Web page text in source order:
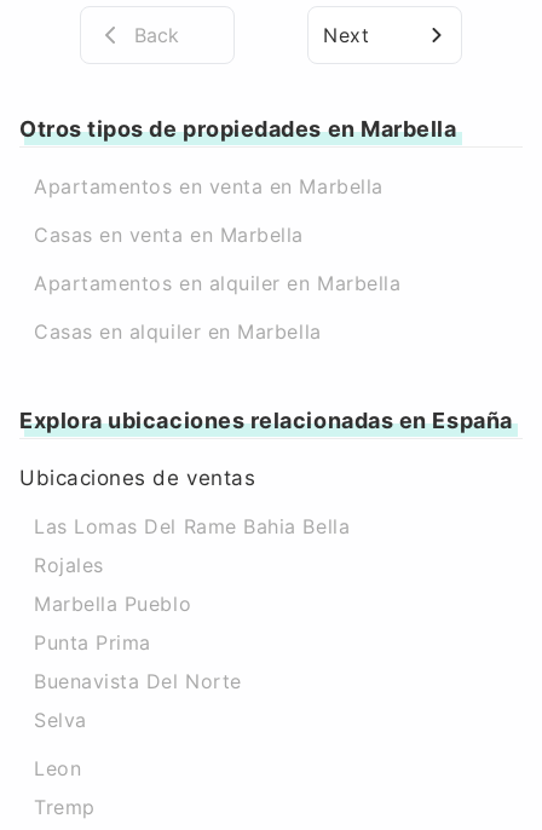
Back Next
Otros tipos de propiedades en Marbella
Apartamentos en venta en Marbella
Casas en venta en Marbella
Apartamentos en alquiler en Marbella
Casas en alquiler en Marbella
Explora ubicaciones relacionadas en España
Ubicaciones de ventas
Las Lomas Del Rame Bahia Bella
Rojales
Marbella Pueblo
Punta Prima
Buenavista Del Norte
Selva
Leon
Tremp